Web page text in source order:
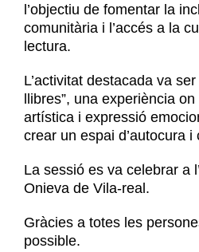
l’objectiu de fomentar la
comunitària i l’accés a la
lectura.
L’activitat destacada va
llibres”, una experiència
artística i expressió
crear un espai d’autocura
La sessió es va celebrar a
Onieva de Vila-real.
Gràcies a totes les
possible.